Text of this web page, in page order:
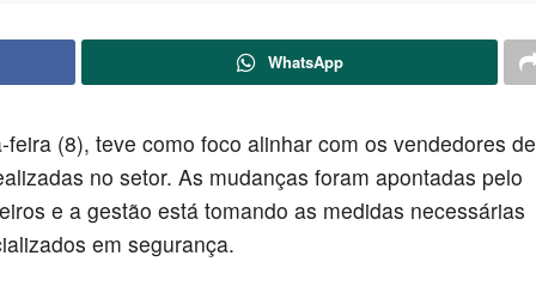
WhatsApp
(8), teve como foco alinhar com os vendedores de
no setor. As mudanças foram apontadas pelo
e a gestão está tomando as medidas necessárias
em segurança.